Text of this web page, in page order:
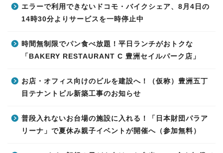
エラーで利用できないドコモ・バイクシェア、8月4日の
14時30分よりサービスを一時停止中
時間無制限でパン食べ放題！平日ランチがおトクな
「BAKERY RESTAURANT C 豊洲セイルパーク店」
お店・オフィス向けのビルを建設へ！（仮称）豊洲五丁
目テナントビル新築工事のお知らせ
普段入れないお台場の施設に入れる！「日本財団パラア
リーナ」で夏休み親子イベントが開催へ（参加無料）